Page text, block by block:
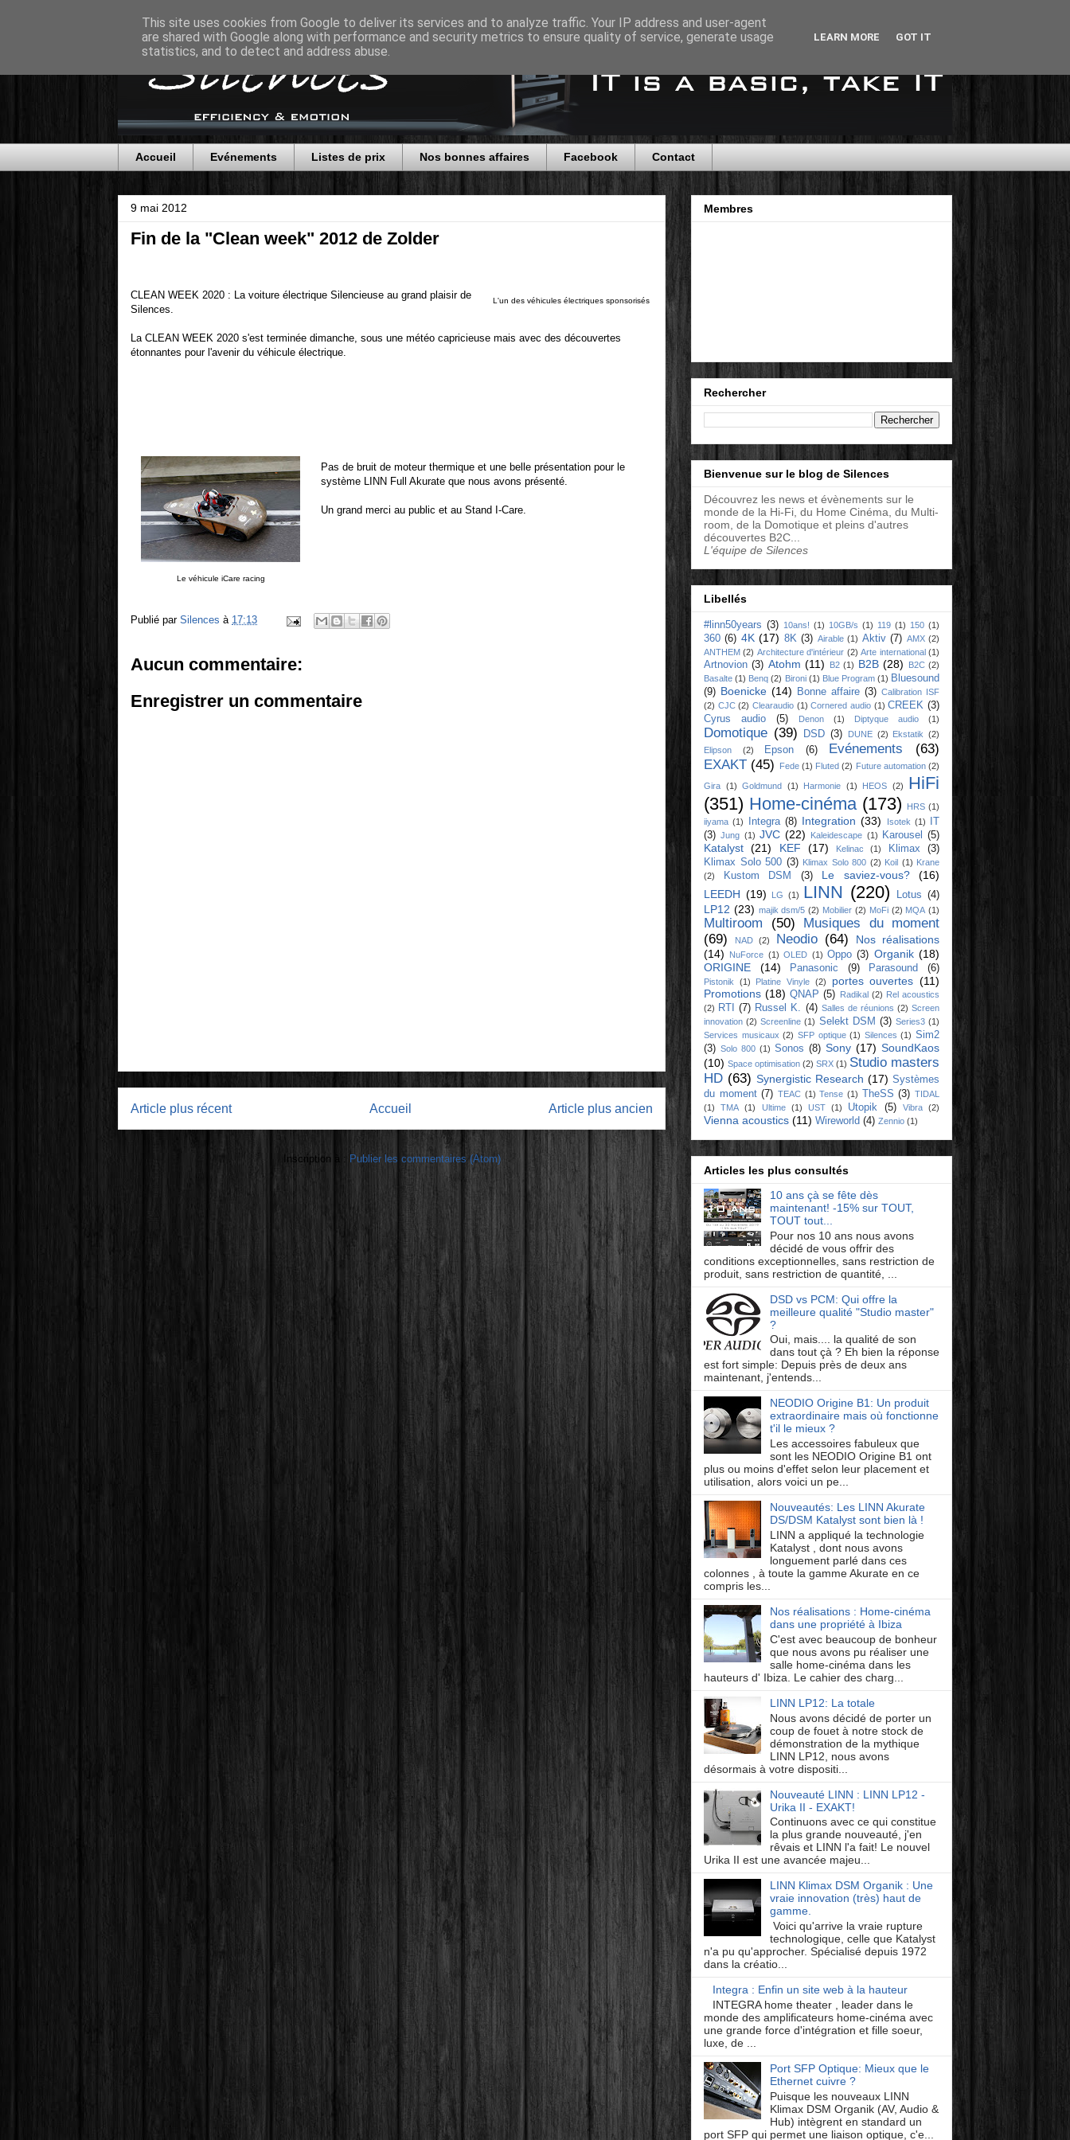
Accueil Evénements Listes de prix Nos bonnes affaires Facebook Contact
9 mai 2012
Fin de la "Clean week" 2012 de Zolder
L'un des véhicules électriques sponsorisés
CLEAN WEEK 2020 : La voiture électrique Silencieuse au grand plaisir de
Silences.
La CLEAN WEEK 2020 s'est terminée dimanche, sous une météo capricieuse mais avec des découvertes
étonnantes pour l'avenir du véhicule électrique.
Le véhicule iCare racing
Pas de bruit de moteur thermique et une belle présentation pour le
système LINN Full Akurate que nous avons présenté.
Un grand merci au public et au Stand I-Care.
Publié par Silences à 17:13
Aucun commentaire:
Enregistrer un commentaire
Article plus récent Article plus ancien
Accueil
Inscription à : Publier les commentaires (Atom)
Membres
Rechercher
Bienvenue sur le blog de Silences
Découvrez les news et évènements sur le
monde de la Hi-Fi, du Home Cinéma, du Multi-
room, de la Domotique et pleins d'autres
découvertes B2C...
L'équipe de Silences
Libellés
#linn50years (3) 10ans! (1) 10GB/s (1) 119 (1) 150 (1)
360 (6) 4K (17) 8K (3) Airable (1) Aktiv (7) AMX (2)
ANTHEM (2) Architecture d'intérieur (2) Arte international (1)
Artnovion (3) Atohm (11) B2 (1) B2B (28) B2C (2)
Basalte (1) Benq (2) Bironi (1) Blue Program (1) Bluesound
(9) Boenicke (14) Bonne affaire (3) Calibration ISF
(2) CJC (2) Clearaudio (1) Cornered audio (1) CREEK (3)
Cyrus audio
(5) Denon (1) Diptyque audio (1)
Domotique (39) DSD (3) DUNE (2) Ekstatik (2)
Elipson
(2) Epson (6) Evénements
(63)
EXAKT (45) Fede (1) Fluted (2) Future automation (2)
Gira (1) Goldmund (1) Harmonie (1) HEOS (2)
HiFi
(351) Home-cinéma (173) HRS (1)
iiyama (1) Integra (8) Integration (33) Isotek (1)
(3) Jung (1) JVC (22) Kaleidescape (1) Karousel (5)
Katalyst (21) KEF (17) Kelinac (1) Klimax
(3)
Klimax Solo 500 (3) Klimax Solo 800 (2) Koil (1) Krane
(2)
Kustom DSM (3) Le saviez-vous?
(16)
LEEDH (19) LG (1) LINN (220) Lotus (4)
LP12 (23) majik dsm/5 (2) Mobilier (2) MoFi (2) MQA (1)
Multiroom (50)
Musiques du moment
(69)
NAD (2) Neodio (64)
Nos réalisations
(14)
NuForce (1) OLED (1) Oppo (3) Organik (18)
ORIGINE
(14) Panasonic (9) Parasound (6)
Pistonik (1) Platine Vinyle (2) portes ouvertes (11)
Promotions (18) QNAP (5) Radikal (2) Rel acoustics
(2) RTI (7) Russel K. (4) Salles de réunions (2) Screen
innovation (2) Screenline (1) Selekt DSM (3) Series3 (1)
Services musicaux (2) SFP optique (1) Silences (1) Sim2
(3) Solo 800 (1) Sonos (8) Sony (17) SoundKaos
(10) Space optimisation (2) SRX (1) Studio masters
HD (63) Synergistic Research (17) Systèmes
du moment (7) TEAC (1) Tense (1) TheSS (3) TIDAL
(1)
TMA (1) Ultime (1) UST (1) Utopik (5) Vibra (2)
Vienna acoustics (11) Wireworld (4) Zennio (1)
Articles les plus consultés
10 ans çà se fête dès
maintenant! -15% sur TOUT,
TOUT tout...
Pour nos 10 ans nous avons
décidé de vous offrir des
conditions exceptionnelles, sans restriction de
produit, sans restriction de quantité, ...
DSD vs PCM: Qui offre la
meilleure qualité "Studio master"
?
Oui, mais.... la qualité de son
dans tout çà ? Eh bien la réponse
est fort simple: Depuis près de deux ans
maintenant, j'entends...
NEODIO Origine B1: Un produit
extraordinaire mais où fonctionne
t'il le mieux ?
Les accessoires fabuleux que
sont les NEODIO Origine B1 ont
plus ou moins d'effet selon leur placement et
utilisation, alors voici un pe...
Nouveautés: Les LINN Akurate
DS/DSM Katalyst sont bien là !
LINN a appliqué la technologie
Katalyst , dont nous avons
longuement parlé dans ces
colonnes , à toute la gamme Akurate en ce
compris les...
Nos réalisations : Home-cinéma
dans une propriété à Ibiza
C'est avec beaucoup de bonheur
que nous avons pu réaliser une
salle home-cinéma dans les
hauteurs d' Ibiza. Le cahier des charg...
LINN LP12: La totale
Nous avons décidé de porter un
coup de fouet à notre stock de
démonstration de la mythique
LINN LP12, nous avons
désormais à votre dispositi...
Nouveauté LINN : LINN LP12 -
Urika II - EXAKT!
Continuons avec ce qui constitue
la plus grande nouveauté, j'en
rêvais et LINN l'a fait! Le nouvel
Urika II est une avancée majeu...
LINN Klimax DSM Organik : Une
vraie innovation (très) haut de
gamme.
Voici qu'arrive la vraie rupture
technologique, celle que Katalyst
n'a pu qu'approcher. Spécialisé depuis 1972
dans la créatio...
Integra : Enfin un site web à la hauteur
INTEGRA home theater , leader dans le
monde des amplificateurs home-cinéma avec
une grande force d'intégration et fille soeur,
luxe, de ...
Port SFP Optique: Mieux que le
Ethernet cuivre ?
Puisque les nouveaux LINN
Klimax DSM Organik (AV, Audio &
Hub) intègrent en standard un
port SFP qui permet une liaison optique, c'e...
This site uses cookies from Google to deliver its services and to analyze traffic. Your IP address and user-agent
are shared with Google along with performance and security metrics to ensure quality of service, generate usage
statistics, and to detect and address abuse.
LEARN MORE GOT IT